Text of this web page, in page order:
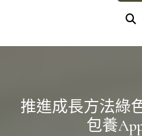
推進成長方法綠
包養